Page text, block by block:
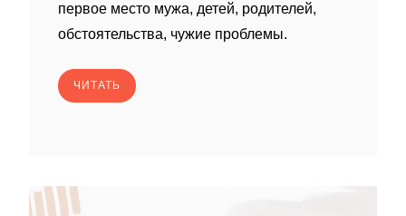
первое место мужа, детей, родителей,
обстоятельства, чужие проблемы.
ЧИТАТЬ